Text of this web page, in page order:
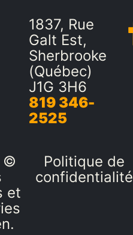
1837, Rue
Galt Est,
Sherbrooke
(Québec)
J1G 3H6
819 346-
2525
©
et
Politique de
confidentialité